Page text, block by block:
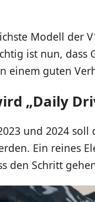
Modell der
ist nun, dass
einem guten
„Daily
und 2024
Ein reines
den Schritt